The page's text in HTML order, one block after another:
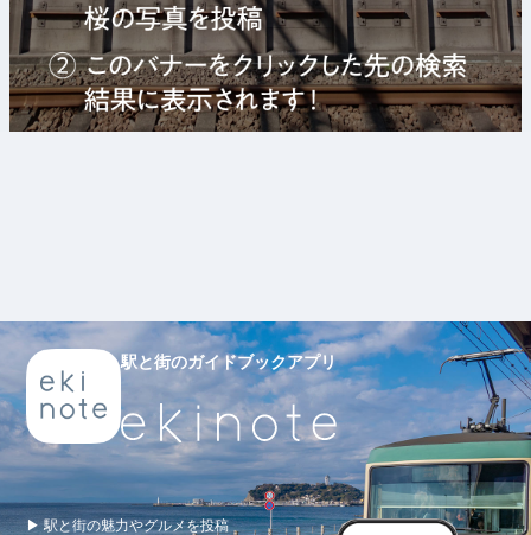
駅と街のガイドブックアプリ
▶ 駅と街の魅力やグルメを投稿